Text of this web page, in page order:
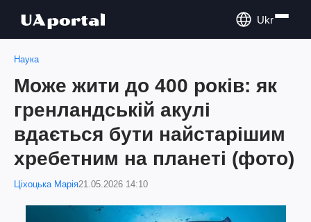
Ukr
Наука
Може жити до 400 років: як
гренландській акулі
вдається бути найстарішим
хребетним на планеті (фото)
Ціхоцька Марія21.05.2026 14:10